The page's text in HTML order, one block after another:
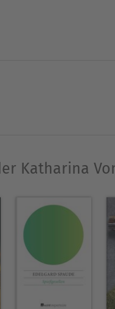
Katharina